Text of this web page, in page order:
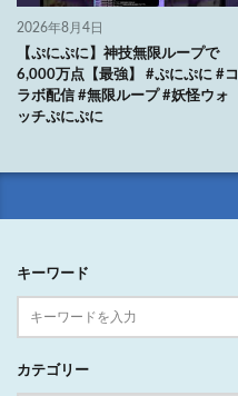
2026年8月4日
【ぷにぷに】神技無限ループで
6,000万点【最強】 #ぷにぷに #コ
ラボ配信 #無限ループ #妖怪ウォ
ッチぷにぷに
キーワード
カテゴリー